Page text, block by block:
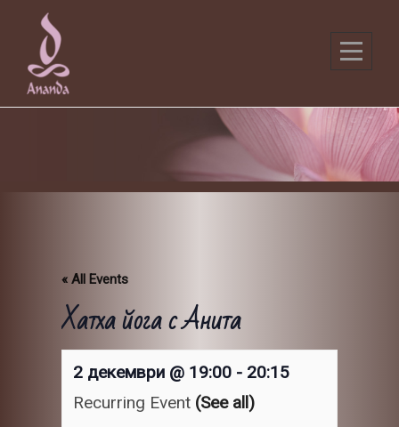
content
« All Events
Хатха йога с Анита
2 декември @ 19:00 - 20:15
Recurring Event (See all)